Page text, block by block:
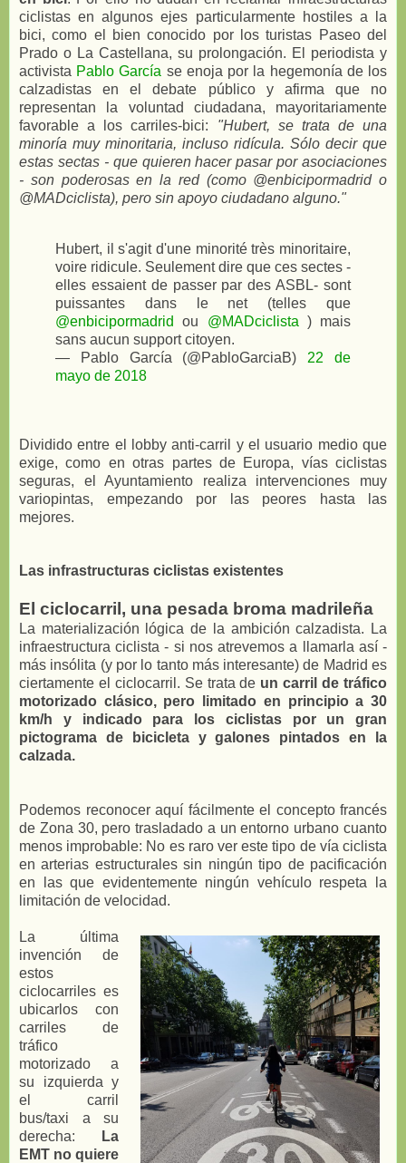
ciclistas en algunos ejes particularmente hostiles a la
bici, como el bien conocido por los turistas Paseo del
Prado o La Castellana, su prolongación. El periodista y
activista Pablo García se enoja por la hegemonía de los
calzadistas en el debate público y afirma que no
representan la voluntad ciudadana, mayoritariamente
favorable a los carriles-bici: "Hubert, se trata de una
minoría muy minoritaria, incluso ridícula. Sólo decir que
estas sectas - que quieren hacer pasar por asociaciones
- son poderosas en la red (como @enbicipormadrid o
@MADciclista), pero sin apoyo ciudadano alguno."
Hubert, il s'agit d'une minorité très minoritaire,
voire ridicule. Seulement dire que ces sectes -
elles essaient de passer par des ASBL- sont
puissantes dans le net (telles que
@enbicipormadrid
ou @MADciclista ) mais
sans aucun support citoyen.
— Pablo García (@PabloGarciaB) 22 de
mayo de 2018
Dividido entre el lobby anti-carril y el usuario medio que
exige, como en otras partes de Europa, vías ciclistas
seguras, el Ayuntamiento realiza intervenciones muy
variopintas, empezando por las peores hasta las
mejores.
Las infrastructuras ciclistas existentes
El ciclocarril, una pesada broma madrileña
La materialización lógica de la ambición calzadista. La
infraestructura ciclista - si nos atrevemos a llamarla así -
más insólita (y por lo tanto más interesante) de Madrid es
ciertamente el ciclocarril. Se trata de un carril de tráfico
motorizado clásico, pero limitado en principio a 30
km/h y indicado para los ciclistas por un gran
pictograma de bicicleta y galones pintados en la
calzada.
Podemos reconocer aquí fácilmente el concepto francés
de Zona 30, pero trasladado a un entorno urbano cuanto
menos improbable: No es raro ver este tipo de vía ciclista
en arterias estructurales sin ningún tipo de pacificación
en las que evidentemente ningún vehículo respeta la
limitación de velocidad.
La última
invención de
estos
ciclocarriles es
ubicarlos con
carriles de
tráfico
motorizado a
su izquierda y
el carril
bus/taxi a su
derecha:
La
EMT no quiere